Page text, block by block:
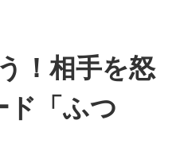
！相手を怒
ド「ふつ